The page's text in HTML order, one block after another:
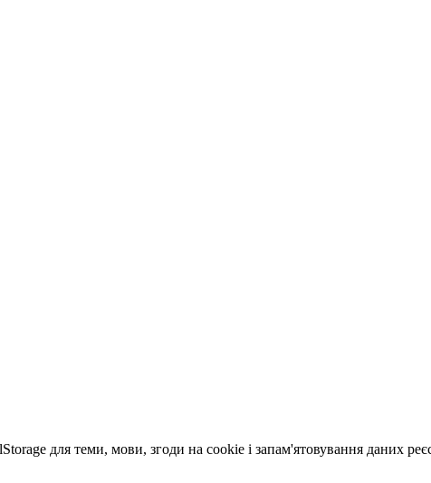
для теми, мови, згоди на cookie і запам'ятовування даних